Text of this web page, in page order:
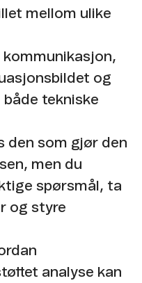
mellom ulike
og
tekniske
den som gjør den
men du
spørsmål, ta
og styre
analyse kan